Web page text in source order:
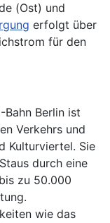
(Ost) und
erfolgt über
für den
Bahn Berlin ist
Verkehrs und
Kulturviertel. Sie
durch eine
zu 50.000
wie das